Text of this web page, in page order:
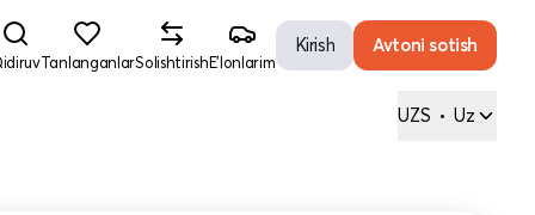
TanlanganlarSolishtirishE'lonlarim
Kirish Avtoni sotish
UZS • Uz